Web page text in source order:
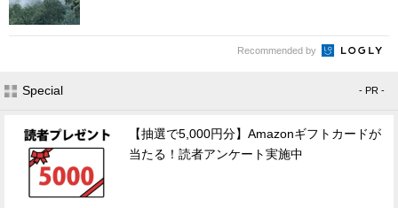
Recommended by
Special - PR -
【抽選で5,000円分】Amazonギフトカードが
当たる！読者アンケート実施中